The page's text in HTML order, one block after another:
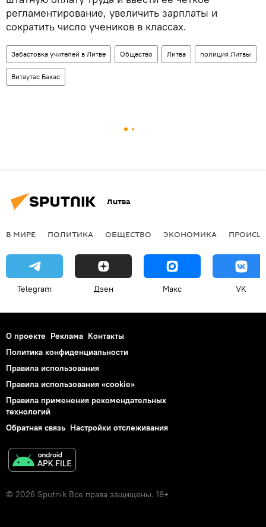
регламентирование, увеличить зарплаты и
сократить число учеников в классах.
Забастовка учителей в Литве Общество Литва полиция Литвы
Витаутас Бакас
Литва
В МИРЕ ПОЛИТИКА ОБЩЕСТВО ЭКОНОМИКА
Telegram Дзен Макс VK
О проекте Реклама Контакты
Политика конфиденциальности
Правила использования
Правила использования «cookie»
Правила применения рекомендательных
технологий
Обратная связь Настройки отслеживания
© 2026 Sputnik Все права защищены. 18+